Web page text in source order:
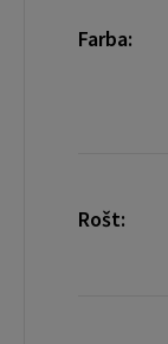
Farba:
Rošt: